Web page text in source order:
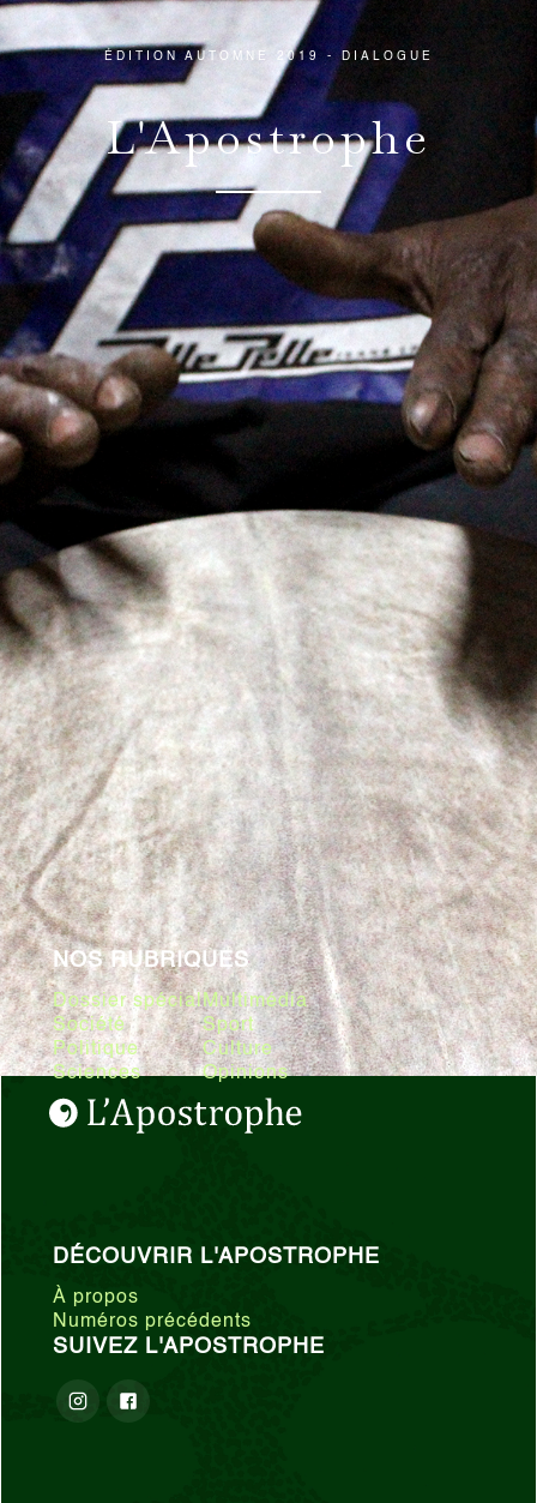
ÉDITION AUTOMNE 2019 - DIALOGUE
L'Apostrophe
NOS RUBRIQUES
Dossier spécial
Société
Politique
Sciences
Multimédia
Sport
Culture
Opinions
DÉCOUVRIR L'APOSTROPHE
À propos
Numéros précédents
SUIVEZ L'APOSTROPHE